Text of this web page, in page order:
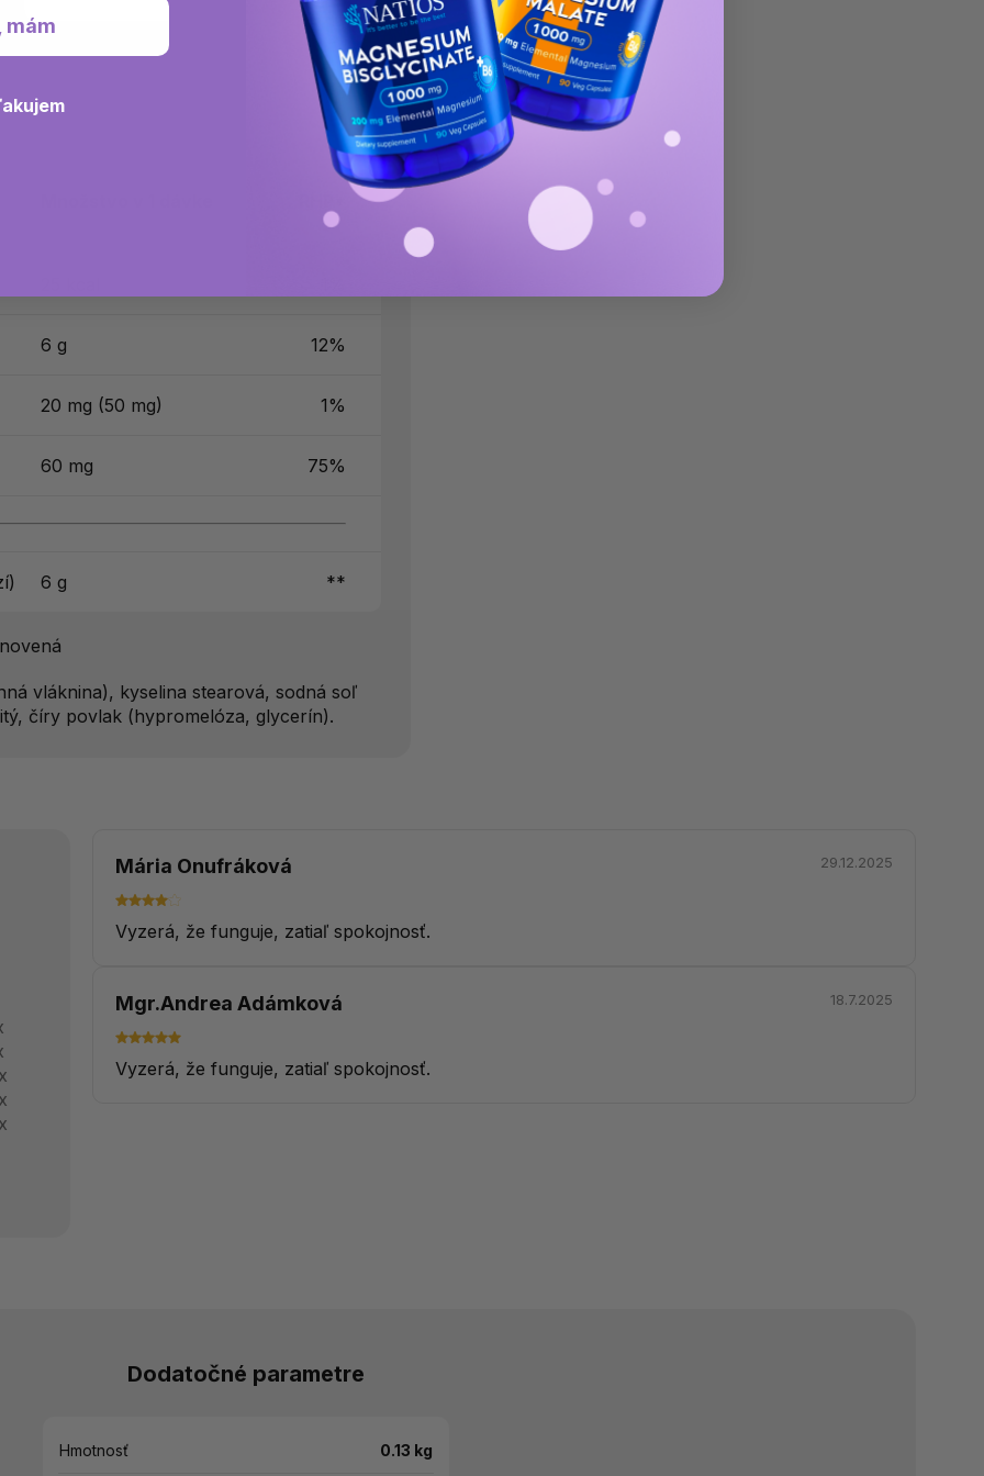
6 g 12%
20 mg (50 mg) 1%
60 mg 75%
6 g **
vláknina), kyselina stearová, sodná soľ
číry povlak (hypromelóza, glycerín).
Mária Onufráková 29.12.2025
Vyzerá, že funguje, zatiaľ spokojnosť.
Mgr.Andrea Adámková 18.7.2025
Vyzerá, že funguje, zatiaľ spokojnosť.
Dodatočné parametre
Hmotnosť 0.13 kg
mám